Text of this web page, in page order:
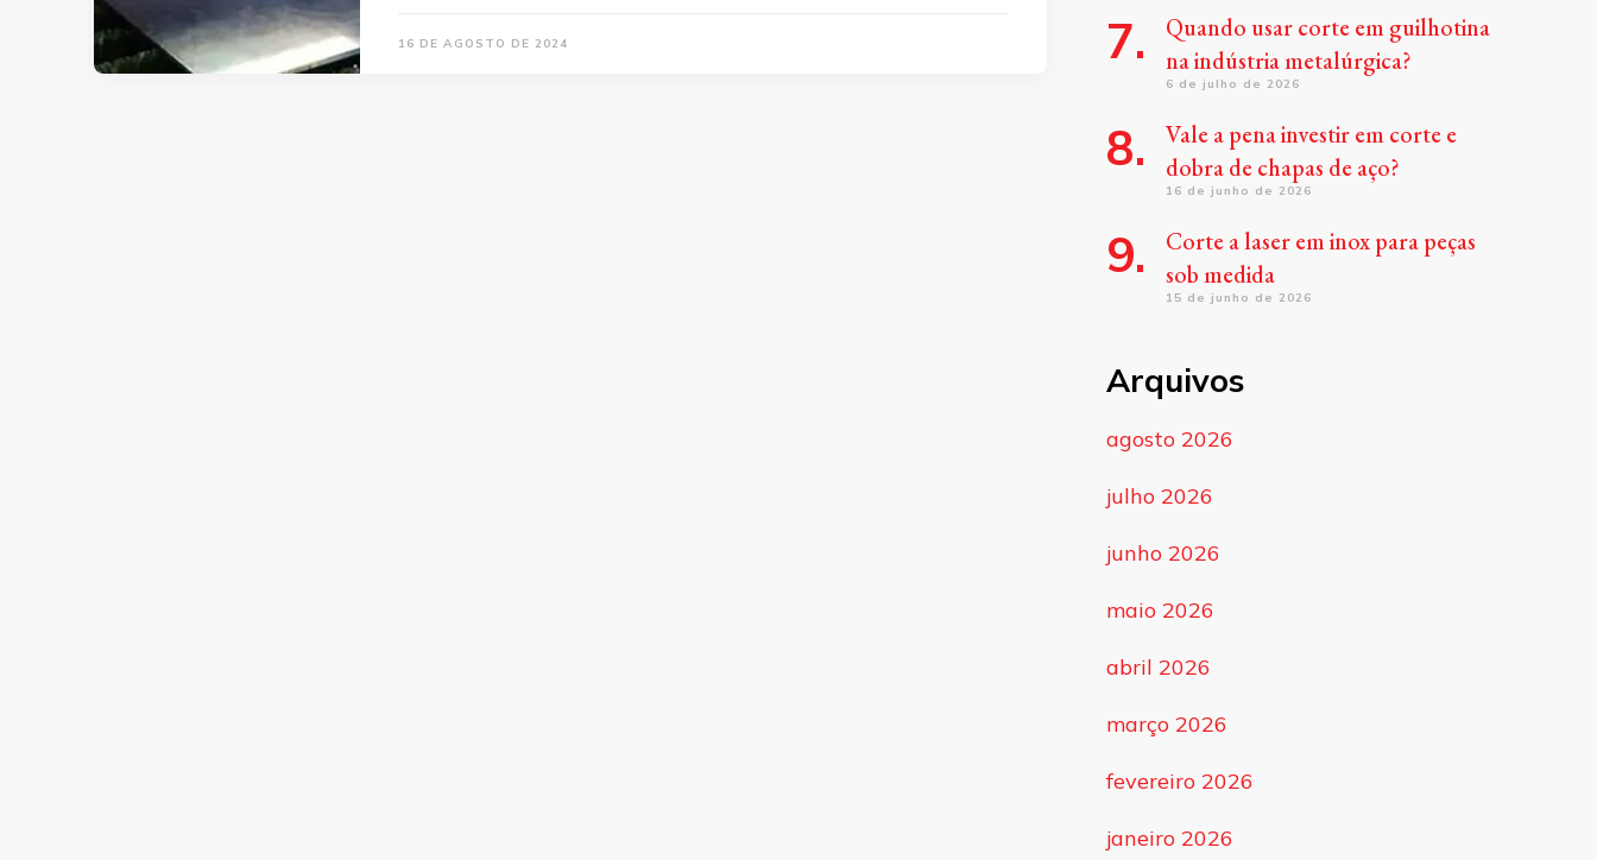
16 DE AGOSTO DE 2024
Quando usar corte em guilhotina
na indústria metalúrgica?
6 de julho de 2026
Vale a pena investir em corte e
dobra de chapas de aço?
16 de junho de 2026
Corte a laser em inox para peças
sob medida
15 de junho de 2026
Arquivos
agosto 2026
julho 2026
junho 2026
maio 2026
abril 2026
março 2026
fevereiro 2026
janeiro 2026